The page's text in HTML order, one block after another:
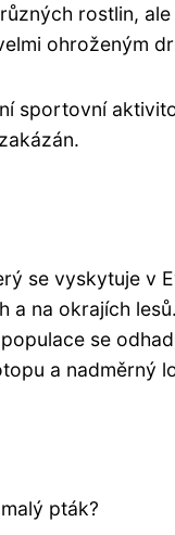
rostlin,
ohroženým
sportovní
se vyskytuje v
a na okrajích
se
a nadměrný
pták?